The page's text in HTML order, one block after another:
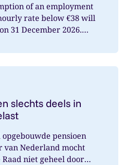
of an employment
rate below €38 will
31 December 2026.
slechts deels in
pensioen
van Nederland mocht
Raad niet geheel door